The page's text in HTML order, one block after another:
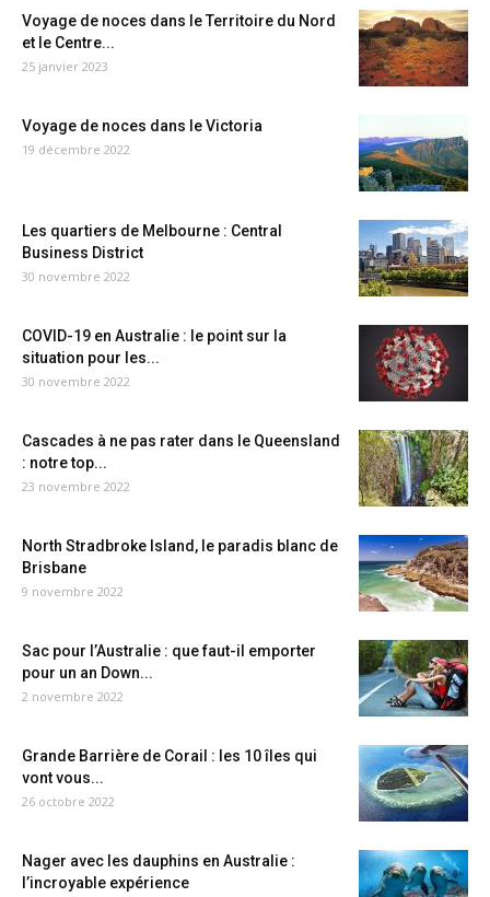
Voyage de noces dans le Territoire du Nord
et le Centre...
25 janvier 2023
Voyage de noces dans le Victoria
19 décembre 2022
Les quartiers de Melbourne : Central
Business District
30 novembre 2022
COVID-19 en Australie : le point sur la
situation pour les...
30 novembre 2022
Cascades à ne pas rater dans le Queensland
: notre top...
23 novembre 2022
North Stradbroke Island, le paradis blanc de
Brisbane
9 novembre 2022
Sac pour l’Australie : que faut-il emporter
pour un an Down...
2 novembre 2022
Grande Barrière de Corail : les 10 îles qui
vont vous...
26 octobre 2022
Nager avec les dauphins en Australie :
l’incroyable expérience